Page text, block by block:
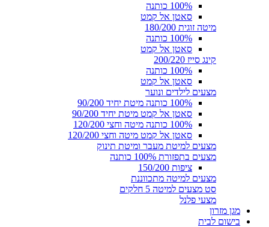
100% כותנה
סאטן אל קמט
מיטה זוגית 180/200
100% כותנה
סאטן אל קמט
קינג סייז 200/220
100% כותנה
סאטן אל קמט
מצעים לילדים ונוער
100% כותנה מיטת יחיד 90/200
סאטן אל קמט מיטת יחיד 90/200
100% כותנה מיטה וחצי 120/200
סאטן אל קמט מיטה וחצי 120/200
מצעים למיטת מעבר ומיטת תינוק
מצעים בתפזורת 100% כותנה
ציפות 150/200
מצעים למיטה מתכווננת
סט מצעים למיטה 5 חלקים
מצעי פלנל
מגן מזרון
בישום לבית